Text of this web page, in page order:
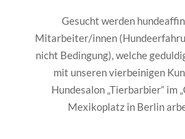
Gesucht werden
Mitarbeiter/innen
nicht Bedingung), welche
mit unseren vierbeinigen
Hundesalon „Tierbarbier“ im
Mexikoplatz in Berlin